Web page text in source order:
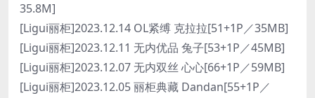
35.8M]
[Ligui丽柜]2023.12.14 OL紧缚 克拉拉[51+1P／35MB]
[Ligui丽柜]2023.12.11 无内优品 兔子[53+1P／45MB]
[Ligui丽柜]2023.12.07 无内双丝 心心[66+1P／59MB]
[Ligui丽柜]2023.12.05 丽柜典藏 Dandan[55+1P／